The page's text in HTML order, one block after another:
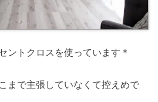
ントクロスを使っています＊
まで主張していなくて控えめで